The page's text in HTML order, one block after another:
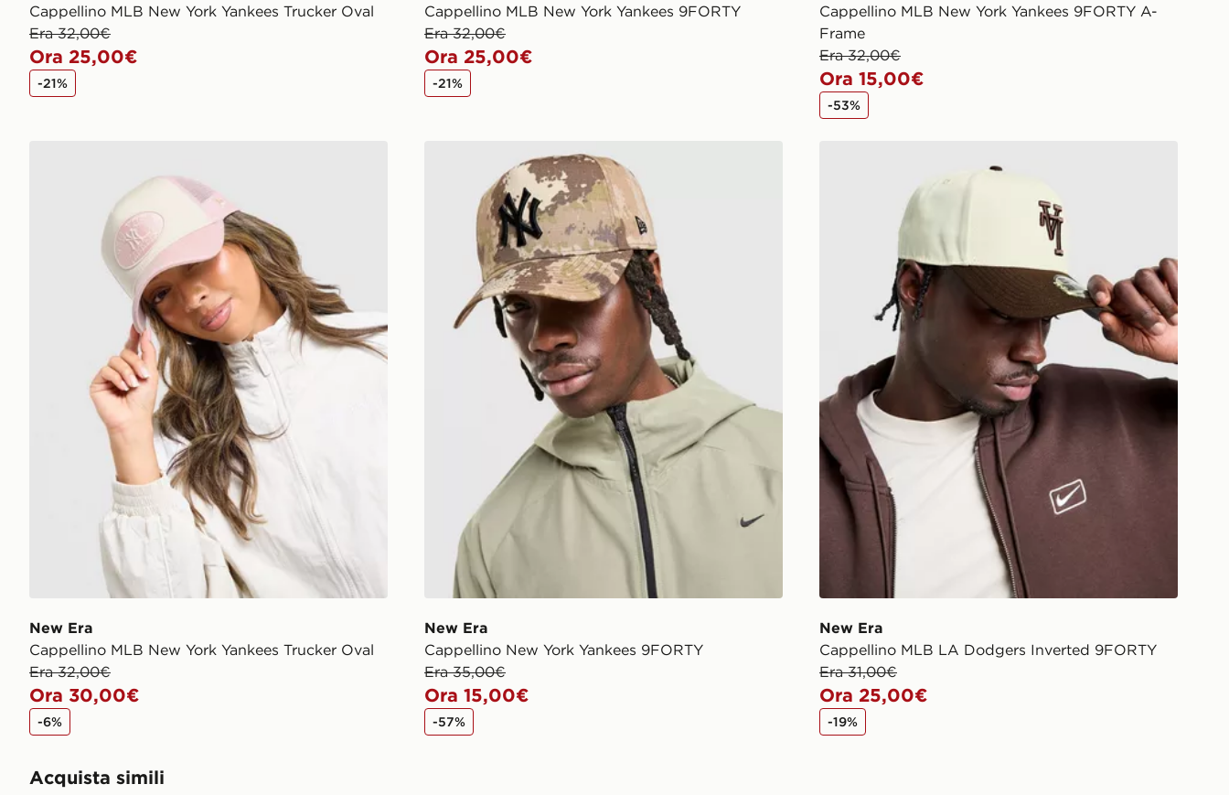
Cappellino MLB New York Yankees Trucker Oval
Era 32,00€
Ora 25,00€
-21%
Cappellino MLB New York Yankees 9FORTY
Era 32,00€
Ora 25,00€
-21%
Cappellino MLB New York Yankees 9FORTY A-
Frame
Era 32,00€
Ora 15,00€
-53%
New Era
Cappellino MLB New York Yankees Trucker Oval
Era 32,00€
Ora 30,00€
-6%
New Era Cappellino New York Yankees 9FORTY
New Era
Cappellino New York Yankees 9FORTY
Era 35,00€
Ora 15,00€
-57%
New Era
Cappellino MLB LA Dodgers Inverted 9FORTY
Era 31,00€
Ora 25,00€
-19%
Acquista simili